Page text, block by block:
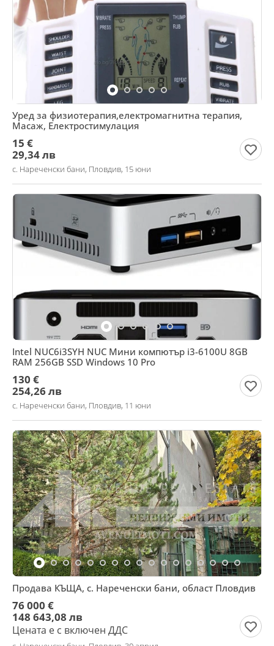
Уред за физиотерапия,електромагнитна терапия,
Масаж, Електростимулация
15 €
29,34 лв
с. Нареченски бани, Пловдив, 15 юни
Intel NUC6i3SYH NUC Мини компютър i3-6100U 8GB
RAM 256GB SSD Windows 10 Pro
130 €
254,26 лв
с. Нареченски бани, Пловдив, 11 юни
Продава КЪЩА, с. Нареченски бани, област Пловдив
76 000 €
148 643,08 лв
Цената е с включен ДДС